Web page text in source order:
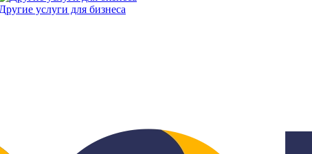
Другие услуги для бизнеса